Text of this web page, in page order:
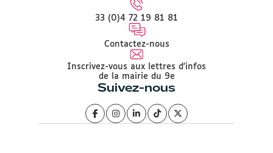
33 (0)4 72 19 81 81
Contactez-nous
Inscrivez-vous aux lettres d'infos
de la mairie du 9e
Suivez-nous